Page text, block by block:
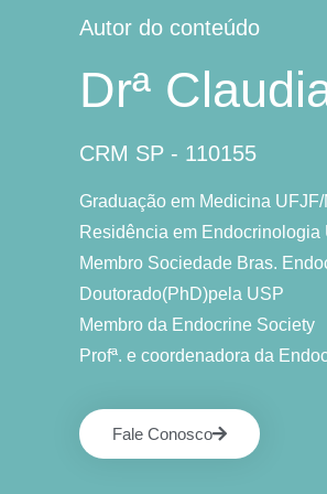
Autor do conteúdo
Drª
CRM SP - 110155
Graduação em Medicina UFJF/
Residência em Endocrinologia
Membro Sociedade Bras.
Doutorado(PhD)pela USP
Membro da Endocrine Society
Profª. e coordenadora da
Fale Conosco